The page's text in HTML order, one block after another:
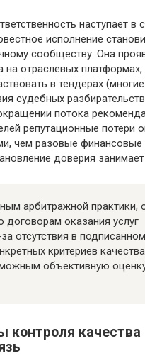
наступает в
исполнение
сообществу. Она
на отраслевых платформах,
в тендерах
судебных
потока
репутационные потери
чем разовые
доверия
арбитражной практики,
договорам оказания услуг
отсутствия в подписанном
критериев
объективную
контроля качества